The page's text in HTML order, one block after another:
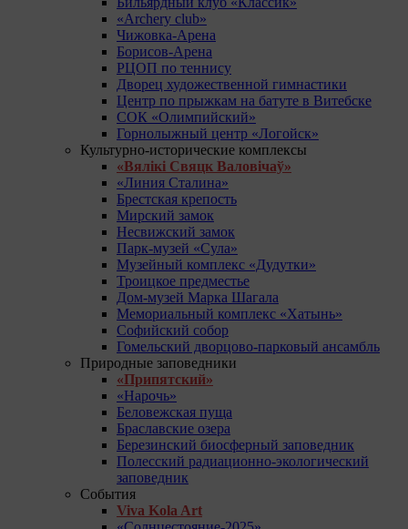
«Archery club»
Чижовка-Арена
Борисов-Арена
РЦОП по теннису
Дворец художественной гимнастики
Центр по прыжкам на батуте в Витебске
СОК «Олимпийский»
Горнолыжный центр «Логойск»
Культурно-исторические комплексы
«Вялікі Свяцк Валовічаў»
«Линия Сталина»
Брестская крепость
Мирский замок
Несвижский замок
Парк-музей «Сула»
Музейный комплекс «Дудутки»
Троицкое предместье
Дом-музей Марка Шагала
Мемориальный комплекс «Хатынь»
Софийский собор
Гомельский дворцово-парковый ансамбль
Природные заповедники
«Припятский»
«Нарочь»
Беловежская пуща
Браславские озера
Березинский биосферный заповедник
Полесский радиационно-экологический
заповедник
События
Viva Kola Art